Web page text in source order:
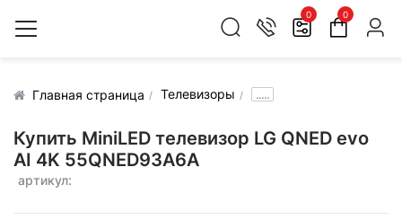
0 0
Главная страница Телевизоры .....
Купить MiniLED телевизор LG QNED evo
AI 4K 55QNED93A6A
артикул: